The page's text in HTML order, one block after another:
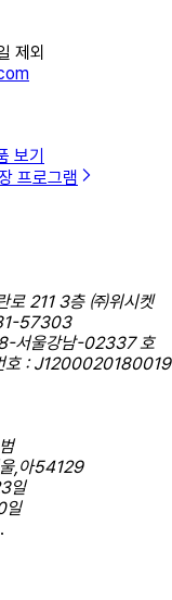
제외
보기
프로그램
로 211 3층 ㈜위시켓
57303
서울강남-02337 호
호 : J1200020180019
,아54129
일
일